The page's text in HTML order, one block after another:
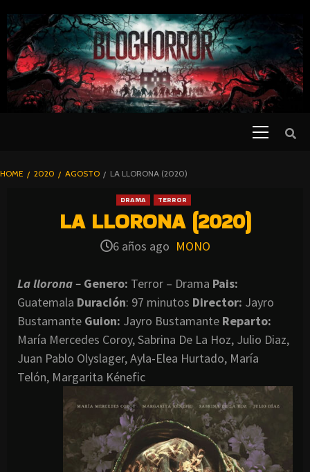
TO
CONTENT
BLOGHORROR
HOME 2020 AGOSTO LA LLORONA (2020)
DRAMA TERROR
LA LLORONA (2020)
6 años ago MONO
La llorona – Genero: Terror – Drama Pais:
Guatemala Duración: 97 minutos Director: Jayro
Bustamante Guion: Jayro Bustamante Reparto:
María Mercedes Coroy, Sabrina De La Hoz, Julio Diaz,
Juan Pablo Olyslager, Ayla-Elea Hurtado, María
Telón, Margarita Kénefic